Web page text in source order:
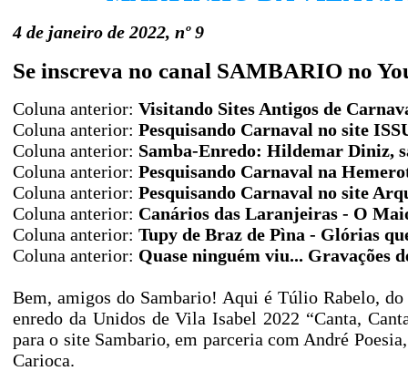
4 de janeiro de 2022, nº 9
Se inscreva no canal SAMBARIO no
Coluna anterior: Visitando Sites Antigos de
Coluna anterior: Pesquisando Carnaval no site
Coluna anterior: Samba-Enredo: Hildemar Diniz,
Coluna anterior: Pesquisando Carnaval na
Coluna anterior: Pesquisando Carnaval no site
Coluna anterior: Canários das Laranjeiras - O
Coluna anterior: Tupy de Braz de Pìna - Glórias
Coluna anterior: Quase ninguém viu... Gravações
Bem, amigos do Sambario! Aqui é Túlio Rabelo,
enredo da Unidos de Vila Isabel 2022 “Canta,
para o site Sambario, em parceria com André
Carioca.